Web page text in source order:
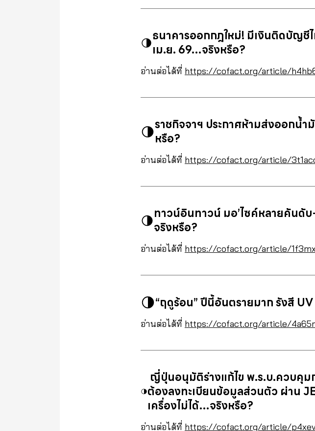
ธนาคารออกกฎใหม่! มีเงินติดบัญชี
เม.ย. 69…จริงหรือ?
อ่านต่อได้ที่ https://cofact.org/article/
ราชกิจจาฯ ประกาศห้ามส่งออก
หรือ?
อ่านต่อได้ที่ https://cofact.org/article/
ทาวน์อินทาวน์ มอ’ไซค์หลายคัน
จริงหรือ?
อ่านต่อได้ที่ https://cofact.org/article/
“ฤดูร้อน” ปีนี้อันตรายมาก รังสี
อ่านต่อได้ที่ https://cofact.org/article/
ญี่ปุ่นอนุมัติร่างแก้ไข พ.ร.บ.ควบคุม
ต้องลงทะเบียนข้อมูลส่วนตัว ผ่าน
เครื่องไม่ได้…จริงหรือ?
อ่านต่อได้ที่ https://cofact.org/article/